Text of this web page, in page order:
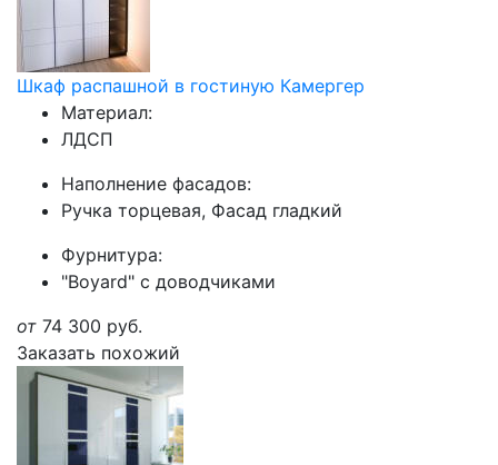
Шкаф распашной в гостиную Камергер
Материал:
ЛДСП
Наполнение фасадов:
Ручка торцевая, Фасад гладкий
Фурнитура:
"Boyard" с доводчиками
от 74 300 руб.
Заказать похожий